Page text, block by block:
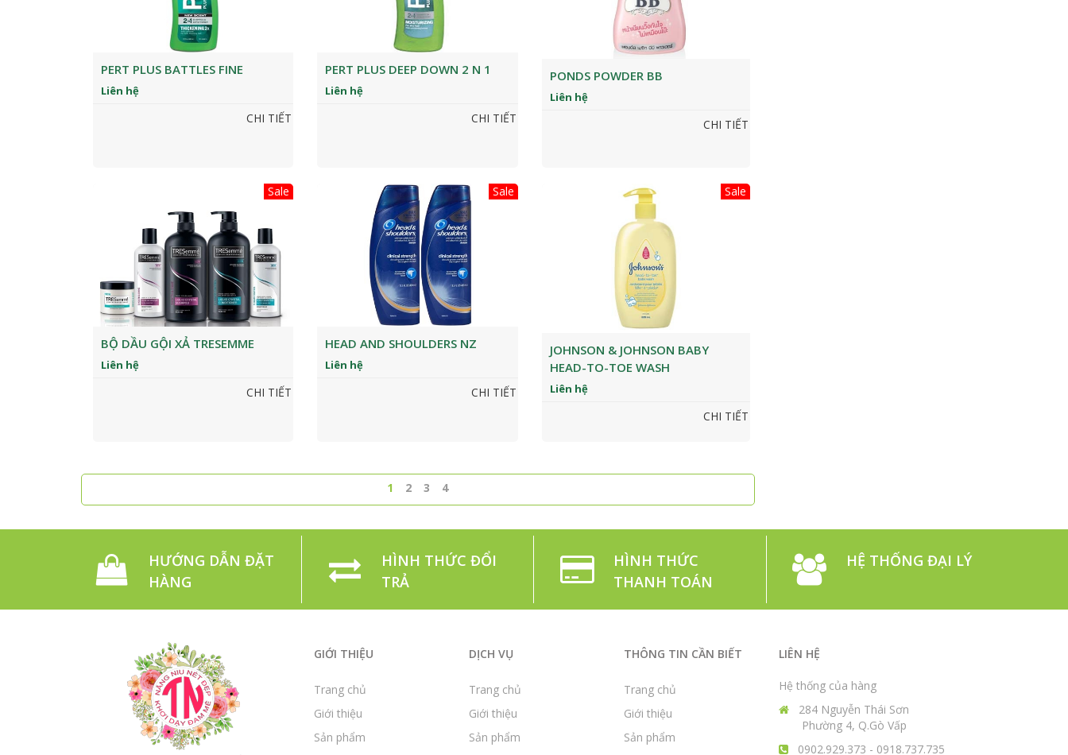
PERT PLUS BATTLES FINE
Liên hệ
CHI TIẾT
PERT PLUS DEEP DOWN 2 N 1
Liên hệ
CHI TIẾT
PONDS POWDER BB
Liên hệ
CHI TIẾT
Sale
BỘ DẦU GỘI XẢ TRESEMME
Liên hệ
CHI TIẾT
Sale
HEAD AND SHOULDERS NZ
Liên hệ
CHI TIẾT
Sale
JOHNSON & JOHNSON BABY
HEAD-TO-TOE WASH
Liên hệ
CHI TIẾT
1 2 3 4
HƯỚNG DẪN ĐẶT
HÀNG
HÌNH THỨC ĐỔI
TRẢ
HÌNH THỨC
THANH TOÁN
HỆ THỐNG ĐẠI LÝ
GIỚI THIỆU
Trang chủ
Giới thiệu
Sản phẩm
DỊCH VỤ
Trang chủ
Giới thiệu
Sản phẩm
THÔNG TIN CẦN BIẾT
Trang chủ
Giới thiệu
Sản phẩm
LIÊN HỆ
Hệ thống của hàng
284 Nguyễn Thái Sơn
Phường 4, Q.Gò Vấp
0902.929.373 - 0918.737.735